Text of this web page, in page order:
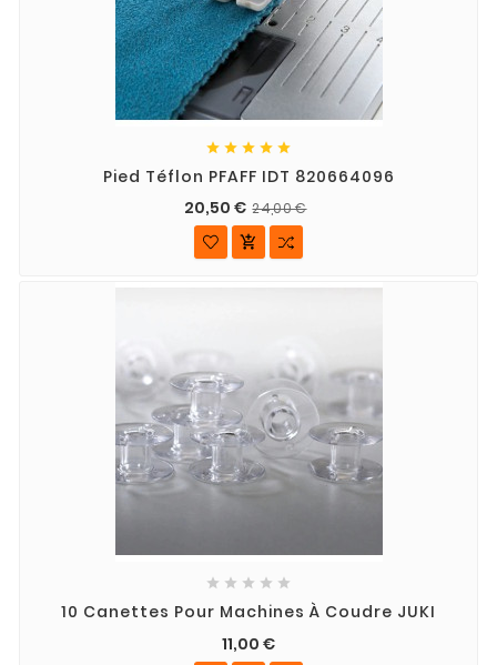
    
Pied Téflon PFAFF IDT 820664096
20,50 € 24,00 €

    
10 Canettes Pour Machines À Coudre JUKI
11,00 €